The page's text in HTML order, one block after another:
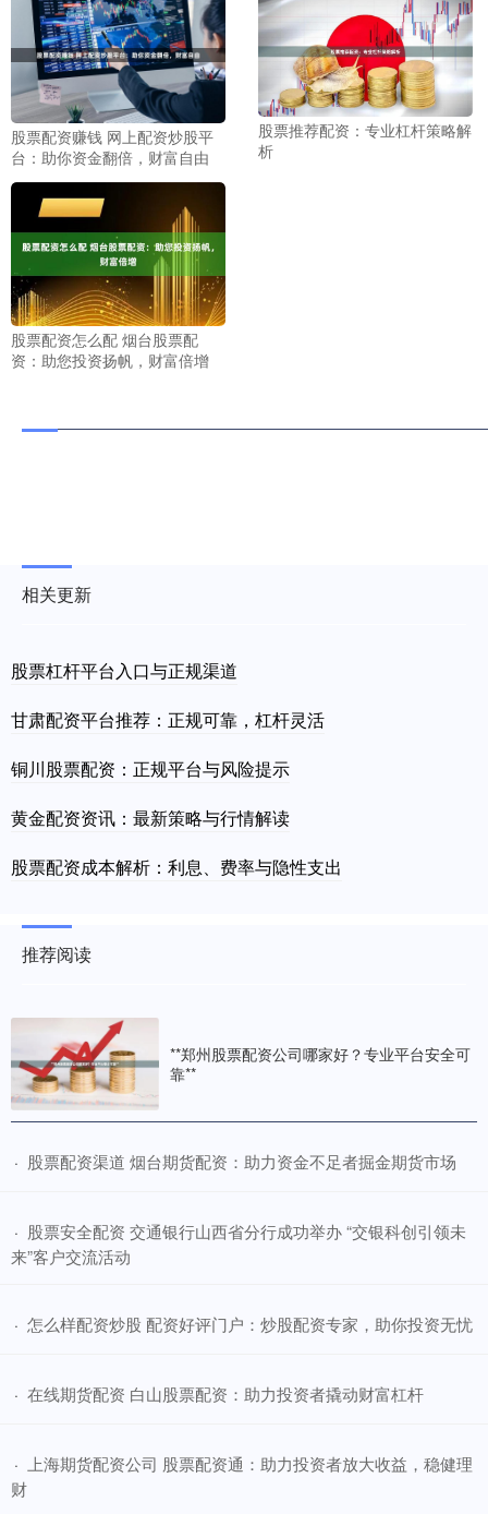
股票配资赚钱 网上配资炒股平
台：助你资金翻倍，财富自由
股票推荐配资：专业杠杆策略解
析
股票配资怎么配 烟台股票配
资：助您投资扬帆，财富倍增
相关更新
股票杠杆平台入口与正规渠道
甘肃配资平台推荐：正规可靠，杠杆灵活
铜川股票配资：正规平台与风险提示
黄金配资资讯：最新策略与行情解读
股票配资成本解析：利息、费率与隐性支出
推荐阅读
**郑州股票配资公司哪家好？专业平台安全可
靠**
· ​股票配资渠道 烟台期货配资：助力资金不足者掘金期货市场
· ​股票安全配资 交通银行山西省分行成功举办 “交银科创引领未
来”客户交流活动
· ​怎么样配资炒股 配资好评门户：炒股配资专家，助你投资无忧
· ​在线期货配资 白山股票配资：助力投资者撬动财富杠杆
·
​上海期货配资公司 股票配资通：助力投资者放大收益，稳健理
财